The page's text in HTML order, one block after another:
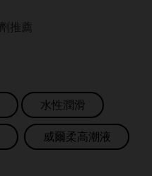
水性潤滑
威爾柔高潮液